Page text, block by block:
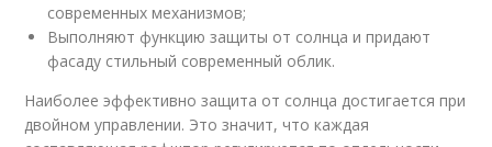
современных механизмов;
Выполняют функцию защиты от солнца и придают
фасаду стильный современный облик.
Наиболее эффективно защита от солнца достигается при
двойном управлении. Это значит, что каждая